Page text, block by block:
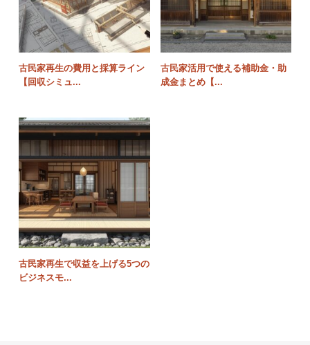
古民家再生の費用と採算ライン
【回収シミュ...
古民家活用で使える補助金・助
成金まとめ【...
古民家再生で収益を上げる5つの
ビジネスモ...